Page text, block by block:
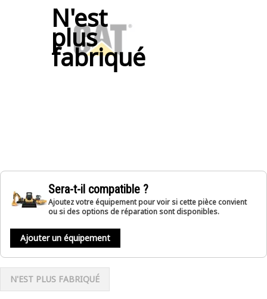
N'est
plus
fabriqué
Sera-t-il compatible ?
Ajoutez votre équipement pour voir si cette pièce convient
ou si des options de réparation sont disponibles.
Ajouter un équipement
N'EST PLUS FABRIQUÉ